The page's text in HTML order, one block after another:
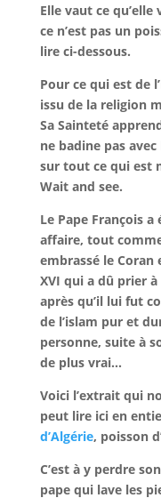
Elle vaut ce
ce n’est pas un
lire ci-dessous.
Pour ce qui est de
issu de la religion
Sa Sainteté
ne badine pas
sur tout ce qui est
Wait and see.
Le Pape François
affaire, tout
embrassé le
XVI qui a dû prier
après qu’il lui fut
de l’islam pur et
personne, suite à
de plus vrai…
Voici l’extrait qui
peut lire ici en
d’Algérie, poisson
C’est à y perdre
pape qui lave les